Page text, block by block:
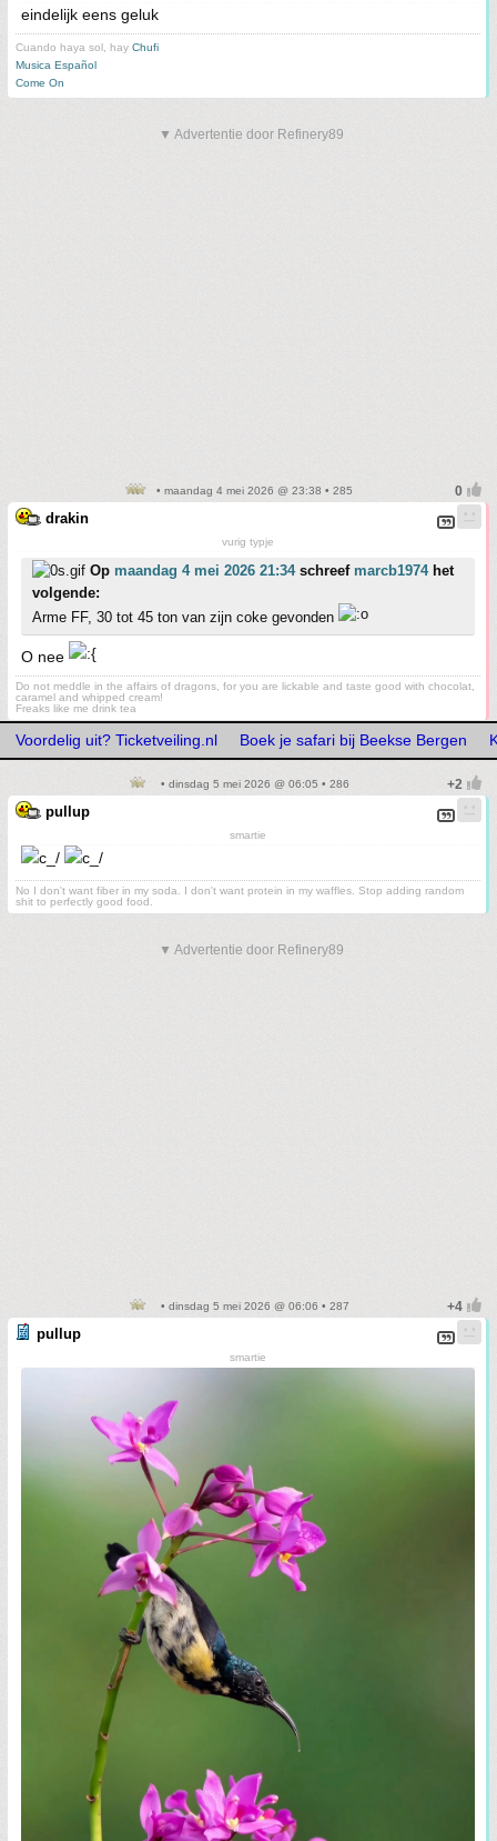
eindelijk eens geluk
Cuando haya sol, hay Chufi
Musica Español
Come On
▼ Advertentie door Refinery89
• maandag 4 mei 2026 @ 23:38 • 285
drakin
vurig typje
Op maandag 4 mei 2026 21:34schreef marcb1974het
volgende:
Arme FF, 30 tot 45 ton van zijn coke gevonden
O nee
Do not meddle in the affairs of dragons, for you are lickable and taste good with chocolat,
caramel and whipped cream!
Freaks like me drink tea
Voordelig uit? Ticketveiling.nl Boek je safari bij Beekse Bergen
• dinsdag 5 mei 2026 @ 06:05 • 286
pullup
smartie
No I don't want fiber in my soda. I don't want protein in my waffles. Stop adding random
shit to perfectly good food.
▼ Advertentie door Refinery89
• dinsdag 5 mei 2026 @ 06:06 • 287
pullup
smartie